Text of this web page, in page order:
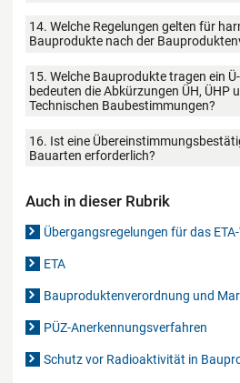
14. Welche Regelungen gelten für
Bauprodukte nach der
15. Welche Bauprodukte tragen ein
bedeuten die Abkürzungen ÜH, ÜHP
Technischen Baubestimmungen?
16. Ist eine
Bauarten erforderlich?
Auch in dieser Rubrik
Übergangsregelungen für das
ETA
Bauproduktenverordnung und
PÜZ-Anerkennungsverfahren
Schutz vor Radioaktivität in